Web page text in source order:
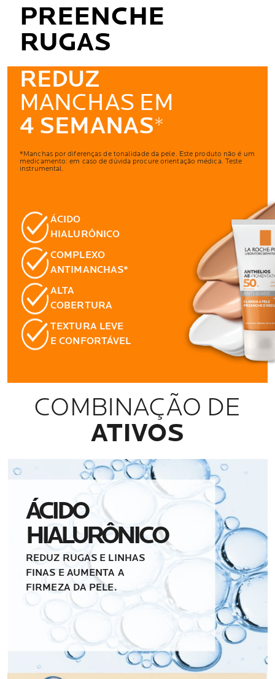
PREENCHE
RUGAS
REDUZ
MANCHAS EM
4 SEMANAS*
*Manchas por diferenças de tonalidade da pele. Este produto não é um
medicamento: em caso de dúvida procure orientação médica. Teste
instrumental.
ÁCIDO
HIALURÔNICO
COMPLEXO
ANTIMANCHAS*
ALTA
COBERTURA
TEXTURA LEVE
E CONFORTÁVEL
COMBINAÇÃO DE
ATIVOS
ÁCIDO
HIALURÔNICO
REDUZ RUGAS E LINHAS
FINAS E AUMENTA A
FIRMEZA DA PELE.